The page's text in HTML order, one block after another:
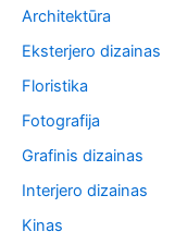
Architektūra
Eksterjero dizainas
Floristika
Fotografija
Grafinis dizainas
Interjero dizainas
Kinas